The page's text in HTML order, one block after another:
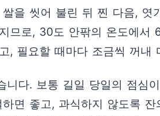
을 씻어 불린 뒤 찐 다음,
므로, 30도 안팎의 온도에
, 필요할 때마다 조금씩 꺼내
다. 보통 길일 당일의 점심
면 좋고, 과식하지 않도록